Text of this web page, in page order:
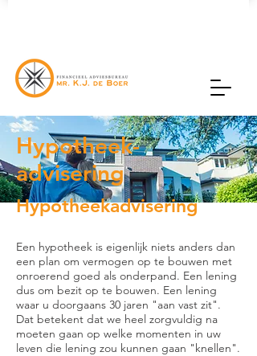
Hypotheek-
advisering
Hypotheekadvisering
Een hypotheek is eigenlijk niets anders dan
een plan om vermogen op te bouwen met
onroerend goed als onderpand. Een lening
dus om bezit op te bouwen. Een lening
waar u doorgaans 30 jaren "aan vast zit".
Dat betekent dat we heel zorgvuldig na
moeten gaan op welke momenten in uw
leven die lening zou kunnen gaan "knellen".